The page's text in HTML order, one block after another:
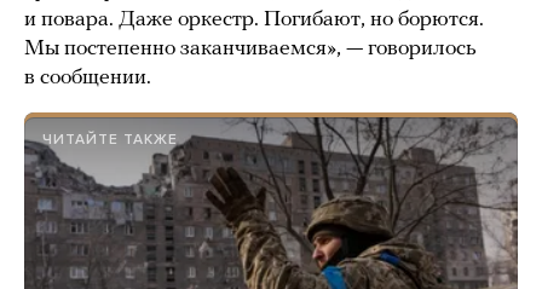
и повара. Даже оркестр. Погибают, но борются.
Мы постепенно заканчиваемся», — говорилось
в сообщении.
ЧИТАЙТЕ ТАКЖЕ